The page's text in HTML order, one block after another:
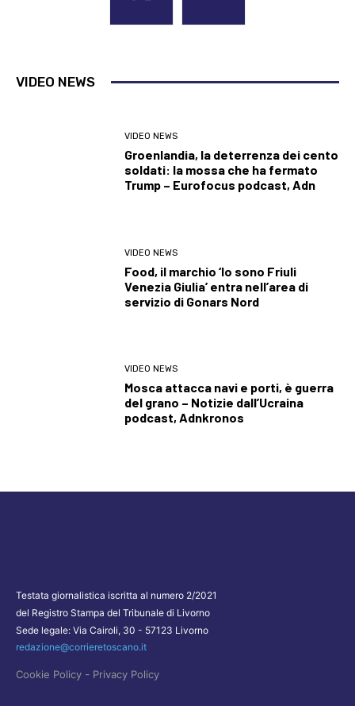
VIDEO NEWS
VIDEO NEWS
Groenlandia, la deterrenza dei cento
soldati: la mossa che ha fermato
Trump – Eurofocus podcast, Adn
VIDEO NEWS
Food, il marchio ‘Io sono Friuli
Venezia Giulia’ entra nell’area di
servizio di Gonars Nord
VIDEO NEWS
Mosca attacca navi e porti, è guerra
del grano – Notizie dall’Ucraina
podcast, Adnkronos
Testata giornalistica iscritta al numero 2/2021
del Registro Stampa del Tribunale di Livorno
Sede legale: Via Cairoli, 30 - 57123 Livorno
redazione@corrieretoscano.it
Cookie Policy - Privacy Policy